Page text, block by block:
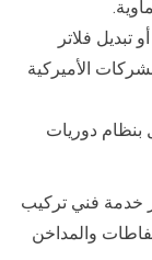
فلاتر
الأميركية
ساعة ونعمل بنظام دوريات
خدمة فني تركيب
والمداخن